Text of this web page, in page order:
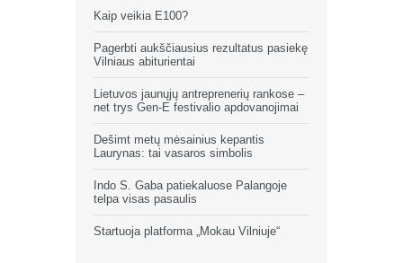
Kaip veikia E100?
Pagerbti aukščiausius rezultatus pasiekę
Vilniaus abiturientai
Lietuvos jaunųjų antreprenerių rankose –
net trys Gen-E festivalio apdovanojimai
Dešimt metų mėsainius kepantis
Laurynas: tai vasaros simbolis
Indo S. Gaba patiekaluose Palangoje
telpa visas pasaulis
Startuoja platforma „Mokau Vilniuje“